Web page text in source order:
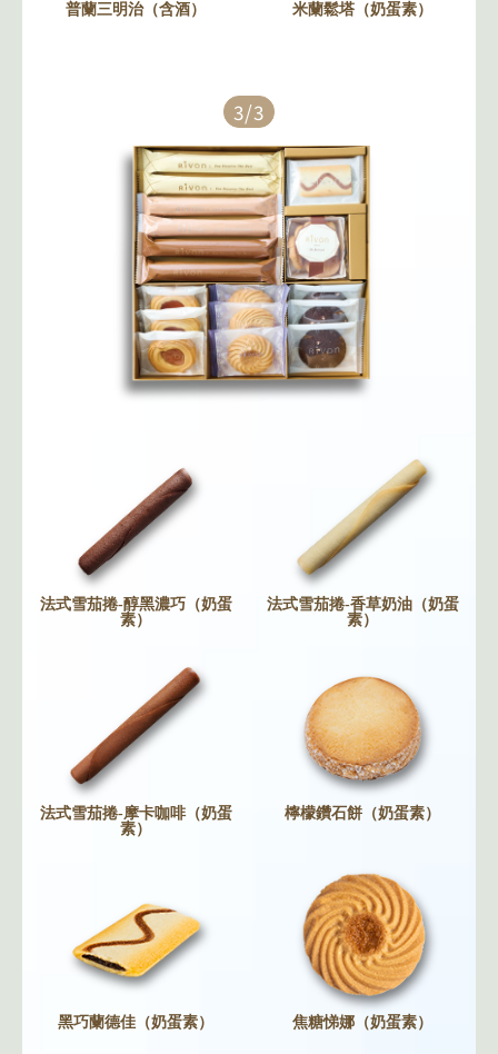
普蘭三明治（含酒） 米蘭鬆塔（奶蛋素）
3/3
法式雪茄捲-醇黑濃巧（奶蛋
素）
法式雪茄捲-香草奶油（奶蛋
素）
法式雪茄捲-摩卡咖啡（奶蛋
素）
檸檬鑽石餅（奶蛋素）
黑巧蘭德佳（奶蛋素） 焦糖悌娜（奶蛋素）